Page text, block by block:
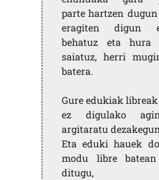
parte hartzen
eragiten digun
behatuz eta hura
saiatuz, herri
batera.
Gure edukiak
ez digulako
argitaratu
Eta eduki hauek
modu libre batean
ditugu,